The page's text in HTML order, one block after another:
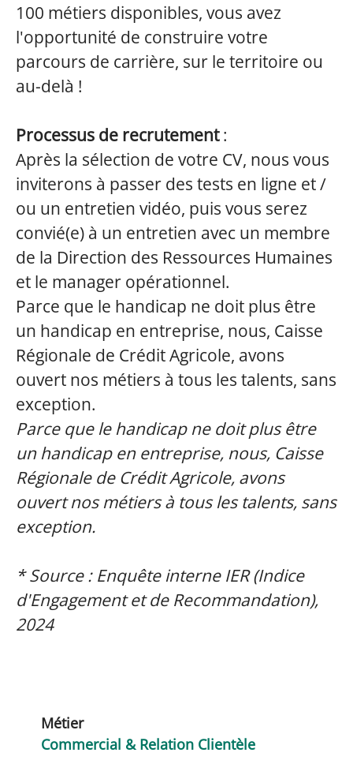
100 métiers disponibles, vous avez
l'opportunité de construire votre
parcours de carrière, sur le territoire ou
au-delà !
Processus de recrutement:
Après la sélection de votre CV, nous vous
inviterons à passer des tests en ligne et /
ou un entretien vidéo, puis vous serez
convié(e) à un entretien avec un membre
de la Direction des Ressources Humaines
et le manager opérationnel.
Parce que le handicap ne doit plus être
un handicap en entreprise, nous, Caisse
Régionale de Crédit Agricole, avons
ouvert nos métiers à tous les talents, sans
exception.
Parce que le handicap ne doit plus être
un handicap en entreprise, nous, Caisse
Régionale de Crédit Agricole, avons
ouvert nos métiers à tous les talents, sans
exception.
* Source : Enquête interne IER (Indice
d'Engagement et de Recommandation),
2024
Métier
Commercial & Relation Clientèle